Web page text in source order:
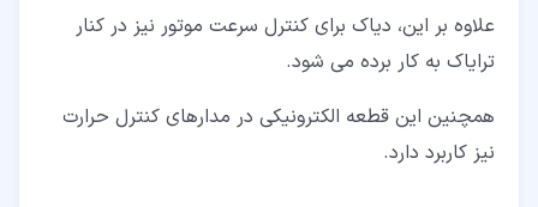
علاوه بر این، دیاک برای کنترل سرعت موتور نیز در کنار
ترایاک به کار برده می شود.
همچنین این قطعه الکترونیکی در مدارهای کنترل حرارت
نیز کاربرد دارد.